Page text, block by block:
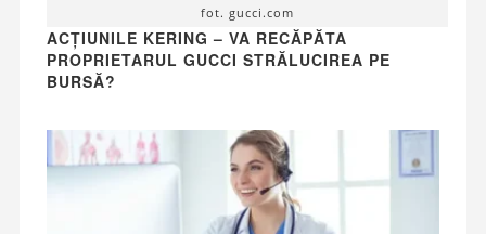
fot. gucci.com
ACȚIUNILE KERING – VA RECĂPĂTA
PROPRIETARUL GUCCI STRĂLUCIREA PE
BURSĂ?